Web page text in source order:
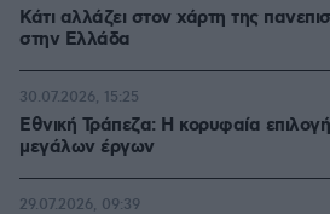
Κάτι αλλάζει στον χάρτη της
στην Ελλάδα
Εθνική Τράπεζα: Η κορυφαία
μεγάλων έργων
30.07.2026, 15:25
29.07.2026, 09:39